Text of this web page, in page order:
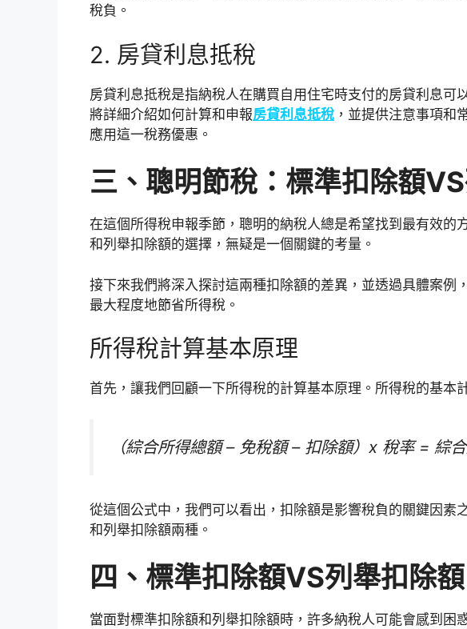
稅負。
2. 房貸利息抵稅
房貸利息抵稅是指納稅人在購買自用住宅時支付的房貸利息可
將詳細介紹如何計算和申報房貸利息抵稅 ，並提供注意事項和
應用這一稅務優惠。
三、聰明節稅：標準扣除額
在這個所得稅申報季節，聰明的納稅人總是希望找到最有效的
和列舉扣除額的選擇，無疑是一個關鍵的考量。
接下來我們將深入探討這兩種扣除額的差異，並透過具體案例
最大程度地節省所得稅。
所得稅計算基本原理
首先，讓我們回顧一下所得稅的計算基本原理。所得稅的基本
（綜合所得總額 – 免稅額 – 扣除額）x 稅率 = 綜
從這個公式中，我們可以看出，扣除額是影響稅負的關鍵因素
和列舉扣除額兩種。
四、標準扣除額VS列舉扣除
當面對標準扣除額和列舉扣除額時，許多納稅人可能會感到困